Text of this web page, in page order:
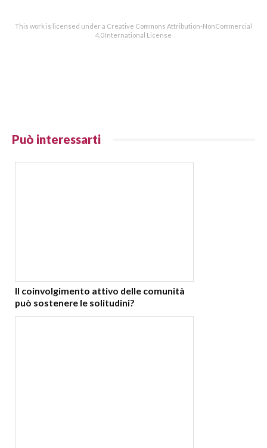
This work is licensed under a Creative Commons Attribution-NonCommercial
4.0 International License
Può interessarti
Il coinvolgimento attivo delle comunità
può sostenere le solitudini?